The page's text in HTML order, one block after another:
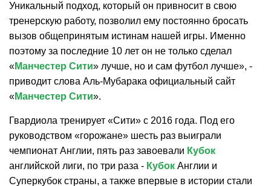
Уникальный подход, который он привносит в свою
тренерскую работу, позволил ему постоянно бросать
вызов общепринятым истинам нашей игры. Именно
поэтому за последние 10 лет он не только сделал
«Манчестер Сити» лучше, но и сам футбол лучше», -
приводит слова Аль-Мубарака официальный сайт
«Манчестер Сити».
Гвардиола тренирует «Сити» с 2016 года. Под его
руководством «горожане» шесть раз выиграли
чемпионат Англии, пять раз завоевали Кубок
английской лиги, по три раза - Кубок Англии и
Суперкубок страны, а также впервые в истории стали